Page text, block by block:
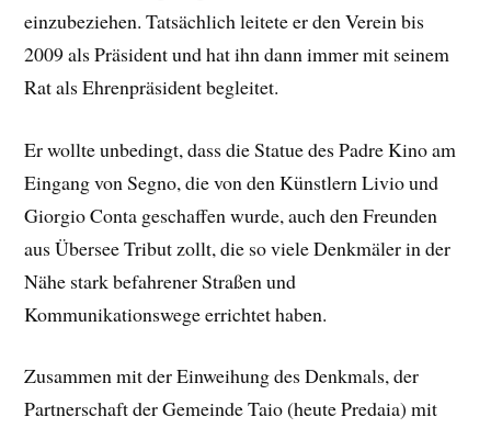
einzubeziehen. Tatsächlich leitete er den Verein bis
2009 als Präsident und hat ihn dann immer mit seinem
Rat als Ehrenpräsident begleitet.
Er wollte unbedingt, dass die Statue des Padre Kino am
Eingang von Segno, die von den Künstlern Livio und
Giorgio Conta geschaffen wurde, auch den Freunden
aus Übersee Tribut zollt, die so viele Denkmäler in der
Nähe stark befahrener Straßen und
Kommunikationswege errichtet haben.
Zusammen mit der Einweihung des Denkmals, der
Partnerschaft der Gemeinde Taio (heute Predaia) mit